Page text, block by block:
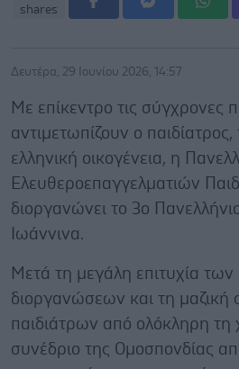
shares
Δευτέρα, 29 Ιουνίου 2026, 14:57
Με επίκεντρο τις σύγχρονες
αντιμετωπίζουν ο παιδίατρος,
ελληνική οικογένεια, η
Ελευθεροεπαγγελματιών
διοργανώνει το 3ο
Ιωάννινα.
Μετά τη μεγάλη επιτυχία
διοργανώσεων και τη μαζική
παιδιάτρων από ολόκληρη τη
συνέδριο της Ομοσπονδίας